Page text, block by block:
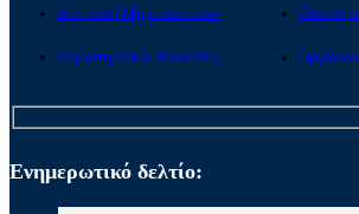
Διατροφή Μηρυκαστικών
Εργαστηριακές Αναλύσεις
Ενημερωτικό δελτίο: